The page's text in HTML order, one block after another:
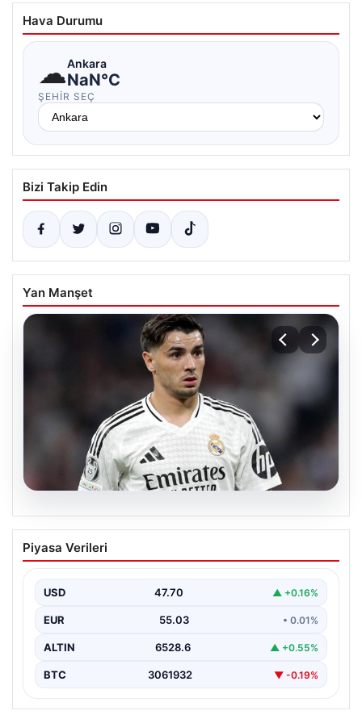
Hava Durumu
☁Ankara
NaN°C
ŞEHIR SEÇ
Bizi Takip Edin
Yan Manşet
05.08.2026
Beşiktaş’ın sağ kanat arayışında
İspanya rotası: Real Madrid’den sürpriz
Muhammed Salah için sürdürülen görüşmelerin son
alternatif çözümlere hız…
Piyasa Verileri
USD 47.70 ▲ +0.16%
EUR 55.03 • 0.01%
ALTIN 6528.6 ▲ +0.55%
BTC 3061932 ▼ -0.19%